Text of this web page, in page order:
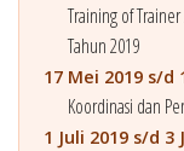
Training of
Tahun 2019
17 Mei 2019 s/d
Koordinasi dan
1 Juli 2019 s/d 3